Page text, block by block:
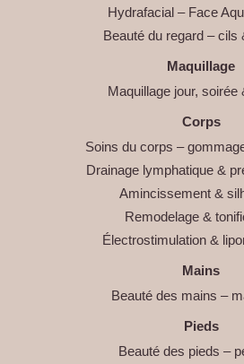
Hydrafacial – Face
Beauté du regard – cils
Maquillage
Maquillage jour, soirée
Corps
Soins du corps –
Drainage lymphatique &
Amincissement &
Remodelage &
Électrostimulation &
Mains
Beauté des mains –
Pieds
Beauté des pieds –